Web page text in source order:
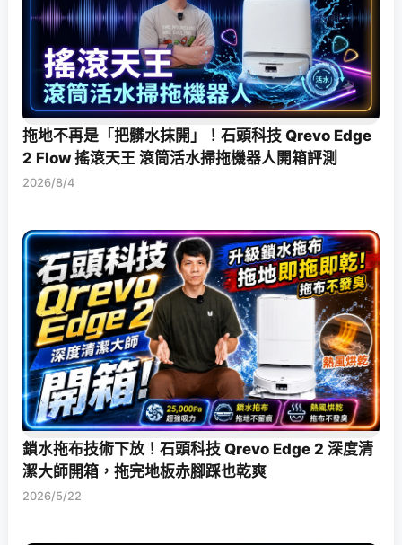
拖地不再是「把髒水抹開」！石頭科技 Qrevo Edge
2 Flow 搖滾天王 滾筒活水掃拖機器人開箱評測
2026/8/4
鎖水拖布技術下放！石頭科技 Qrevo Edge 2 深度清
潔大師開箱，拖完地板赤腳踩也乾爽
2026/5/22